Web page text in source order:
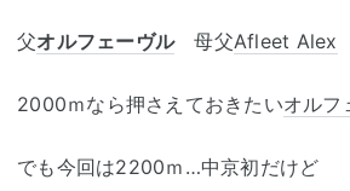
父オルフェーヴル母父Afleet Alex
2000ｍなら押さえておきたいオルフ
でも今回は2200ｍ…中京初だけど